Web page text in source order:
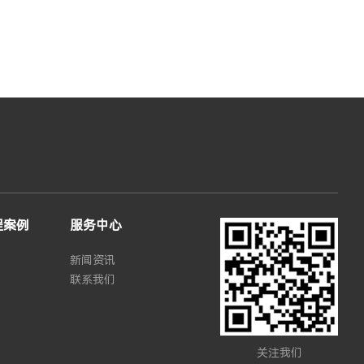
例 服务中心
新闻资讯
联系我们
关注我们